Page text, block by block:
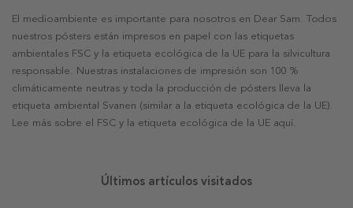
El medioambiente es importante para nosotros en Dear Sam. Todos
nuestros pósters están impresos en papel con las etiquetas
ambientales FSC y la etiqueta ecológica de la UE para la silvicultura
responsable. Nuestras instalaciones de impresión son 100 %
climáticamente neutras y toda la producción de pósters lleva la
etiqueta ambiental Svanen (similar a la etiqueta ecológica de la UE).
Lee más sobre el FSC y la etiqueta ecológica de la UE aquí.
Últimos artículos visitados